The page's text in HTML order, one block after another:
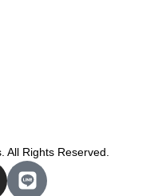
Rights Reserved.